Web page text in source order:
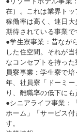
在）。これは業界ト
稼働率は高く、連日
期待されている事業で
●学生寮事業：昔なが
した住空間。それが
なコンセプトを持っ
員寮事業：学生寮で
年、社員寮「ドーミ
り、離職率の低下にも
●シニアライフ事業：
ホーム」「サービス
す。